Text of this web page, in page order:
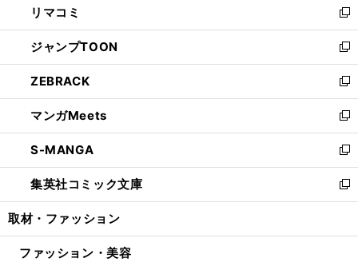
で
開
く
ド
ウ
で
開
く
ィ
ン
ド
ウ
で
開
く
い
ウ
ィ
ン
ド
ウ
で
開
く
リマコミ
新
し
い
ウ
ィ
ン
ド
ウ
で
開
く
ジャンプTOON
新
し
い
ウ
ィ
ン
ド
ウ
で
開
ZEBRACK
新
し
い
ウ
ィ
ン
ド
ウ
開
マンガMeets
新
し
い
ウ
ィ
ン
ウ
S-MANGA
新
し
い
ウ
ン
集英社コミック文庫
新
し
ウ
取材・ファッション
ファッション・美容